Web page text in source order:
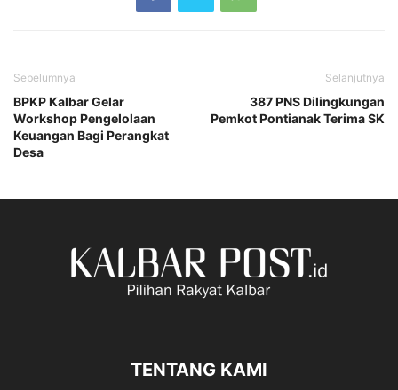
Sebelumnya
BPKP Kalbar Gelar
Workshop Pengelolaan
Keuangan Bagi Perangkat
Desa
Selanjutnya
387 PNS Dilingkungan
Pemkot Pontianak Terima SK
TENTANG KAMI